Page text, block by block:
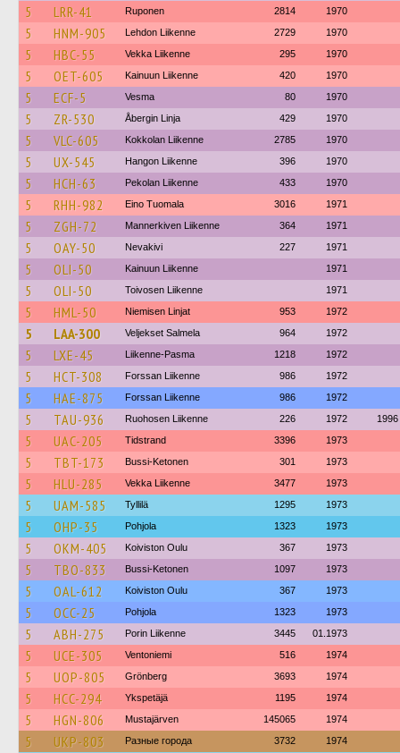
5 LRR-41 Ruponen 2814 1970
5 HNM-905 Lehdon Liikenne 2729 1970
5 HBC-55 Vekka Liikenne 295 1970
5 OET-605 Kainuun Liikenne 420 1970
5 ECF-5 Vesma 80 1970
5 ZR-530 Åbergin Linja 429 1970
5 VLC-605 Kokkolan Liikenne 2785 1970
5 UX-545 Hangon Liikenne 396 1970
5 HCH-63 Pekolan Liikenne 433 1970
5 RHH-982 Eino Tuomala 3016 1971
5 ZGH-72 Mannerkiven Liikenne 364 1971
5 OAY-50 Nevakivi 227 1971
5 OLI-50 Kainuun Liikenne 1971
5 OLI-50 Toivosen Liikenne 1971
5 HML-50 Niemisen Linjat 953 1972
5 LAA-300 Veljekset Salmela 964 1972
5 LXE-45 Liikenne-Pasma 1218 1972
5 HCT-308 Forssan Liikenne 986 1972
5 HAE-875 Forssan Liikenne 986 1972
5 TAU-936 Ruohosen Liikenne 226 1972 1996
5 UAC-205 Tidstrand 3396 1973
5 TBT-173 Bussi-Ketonen 301 1973
5 HLU-285 Vekka Liikenne 3477 1973
5 UAM-585 Tyllilä 1295 1973
5 OHP-35 Pohjola 1323 1973
5 OKM-405 Koiviston Oulu 367 1973
5 TBO-833 Bussi-Ketonen 1097 1973
5 OAL-612 Koiviston Oulu 367 1973
5 OCC-25 Pohjola 1323 1973
5 ABH-275 Porin Liikenne 3445 01.1973
5 UCE-305 Ventoniemi 516 1974
5 UOP-805 Grönberg 3693 1974
5 HCC-294 Ykspetäjä 1195 1974
5 HGN-806 Mustajärven 145065 1974
5 UKP-803 Разные города 3732 1974